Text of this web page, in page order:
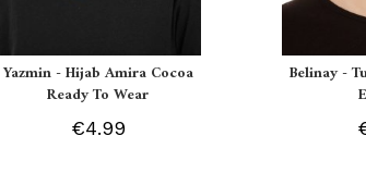
Yazmin - Hijab Amira Cocoa
Ready To Wear
€4.99
Belinay -